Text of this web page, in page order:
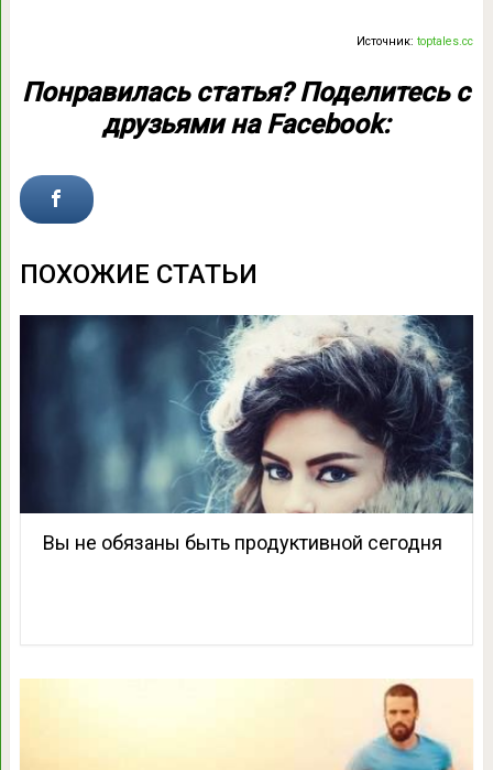
Источник: toptales.cc
Понравилась статья?Поделитесь с
друзьями на Facebook:
ПОХОЖИЕ СТАТЬИ
Вы не обязаны быть продуктивной сегодня